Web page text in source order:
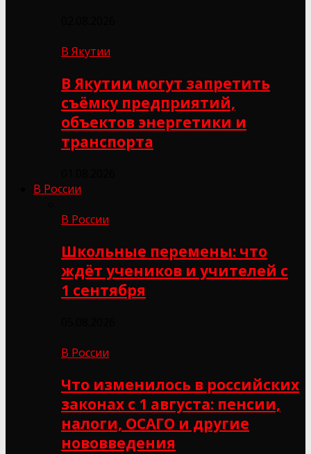
В Якутии
В Якутии могут запретить
съёмку предприятий,
объектов энергетики и
транспорта
В России
В России
Школьные перемены: что
ждёт учеников и учителей с
1 сентября
В России
Что изменилось в российских
законах с 1 августа: пенсии,
налоги, ОСАГО и другие
нововведения